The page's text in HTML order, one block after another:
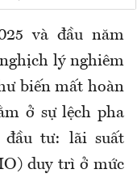
và đầu năm
lý nghiêm
biến mất hoàn
ở sự lệch pha
tư: lãi suất
duy trì ở mức